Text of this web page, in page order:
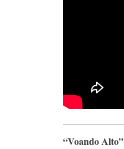
“Voando Alto”